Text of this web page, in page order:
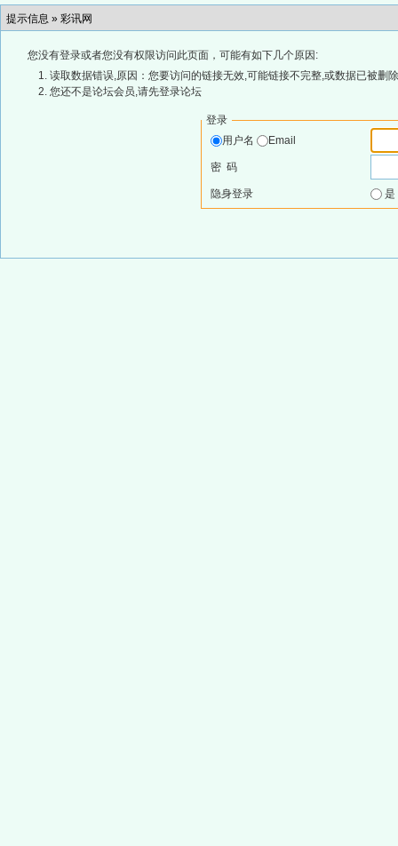
提示信息 » 彩讯网
您没有登录或者您没有权限访问此页面，可能有如下几个原因:
读取数据错误,原因：您要访问的链接无效,可能链接不完整,或数据已被删
您还不是论坛会员,请先登录论坛
登录
用户名
Email
密 码
隐身登录